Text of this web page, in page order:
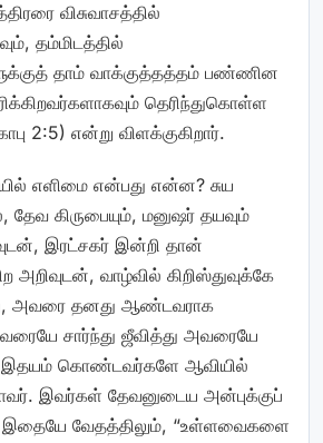
விசுவாசத்தில்
தம்மிடத்தில்
தாம் வாக்குத்தத்தம் பண்ணின
தெரிந்துகொள்ள
2:5) என்று விளக்குகிறார்.
எளிமை என்பது என்ன? சுய
கிருபையும், மனுஷர் தயவும்
இரட்சகர் இன்றி தான்
வாழ்வில் கிறிஸ்துவுக்கே
அவரை தனது ஆண்டவராக
சார்ந்து ஜீவித்து அவரையே
கொண்டவர்களே ஆவியில்
இவர்கள் தேவனுடைய அன்புக்குப்
இதையே வேதத்திலும், “உள்ளவைகளை